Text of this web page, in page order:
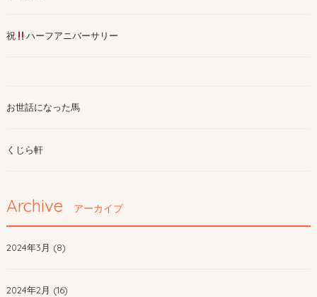
祝 ハーフアニバーサリー
お世話になった馬
くじら軒
Archive アーカイブ
2024年3月 (8)
2024年2月 (16)